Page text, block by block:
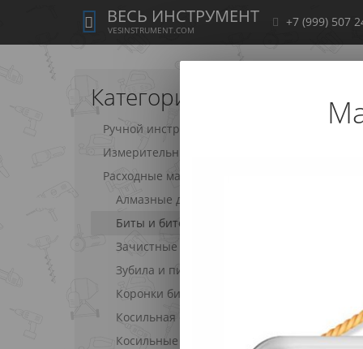
ВЕСЬ ИНСТРУМЕНТ
VESINSTRUMENT.COM
+7 (999) 507
Категории
Ручной инструмент
Измерительный инструмент
Расходные материалы
Алмазные диски
Биты и битодержатели
Зачистные диски
Зубила и пики SDS
Коронки биметаллические
Косильная струна
Косильные головки